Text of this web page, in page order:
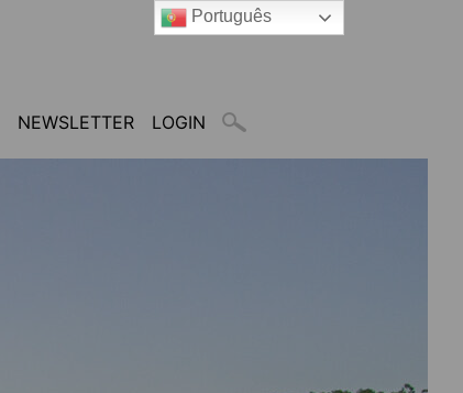
NEWSLETTER LOGIN
Português